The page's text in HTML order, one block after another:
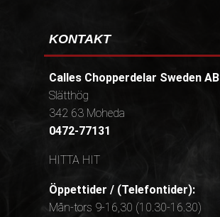
KONTAKT
Calles Chopperdelar Sweden AB
Slätthög
342 63 Moheda
0472-77131
HITTA HIT
Öppettider / (Telefontider):
Mån-tors 9-16,30 (10.30-16.30)